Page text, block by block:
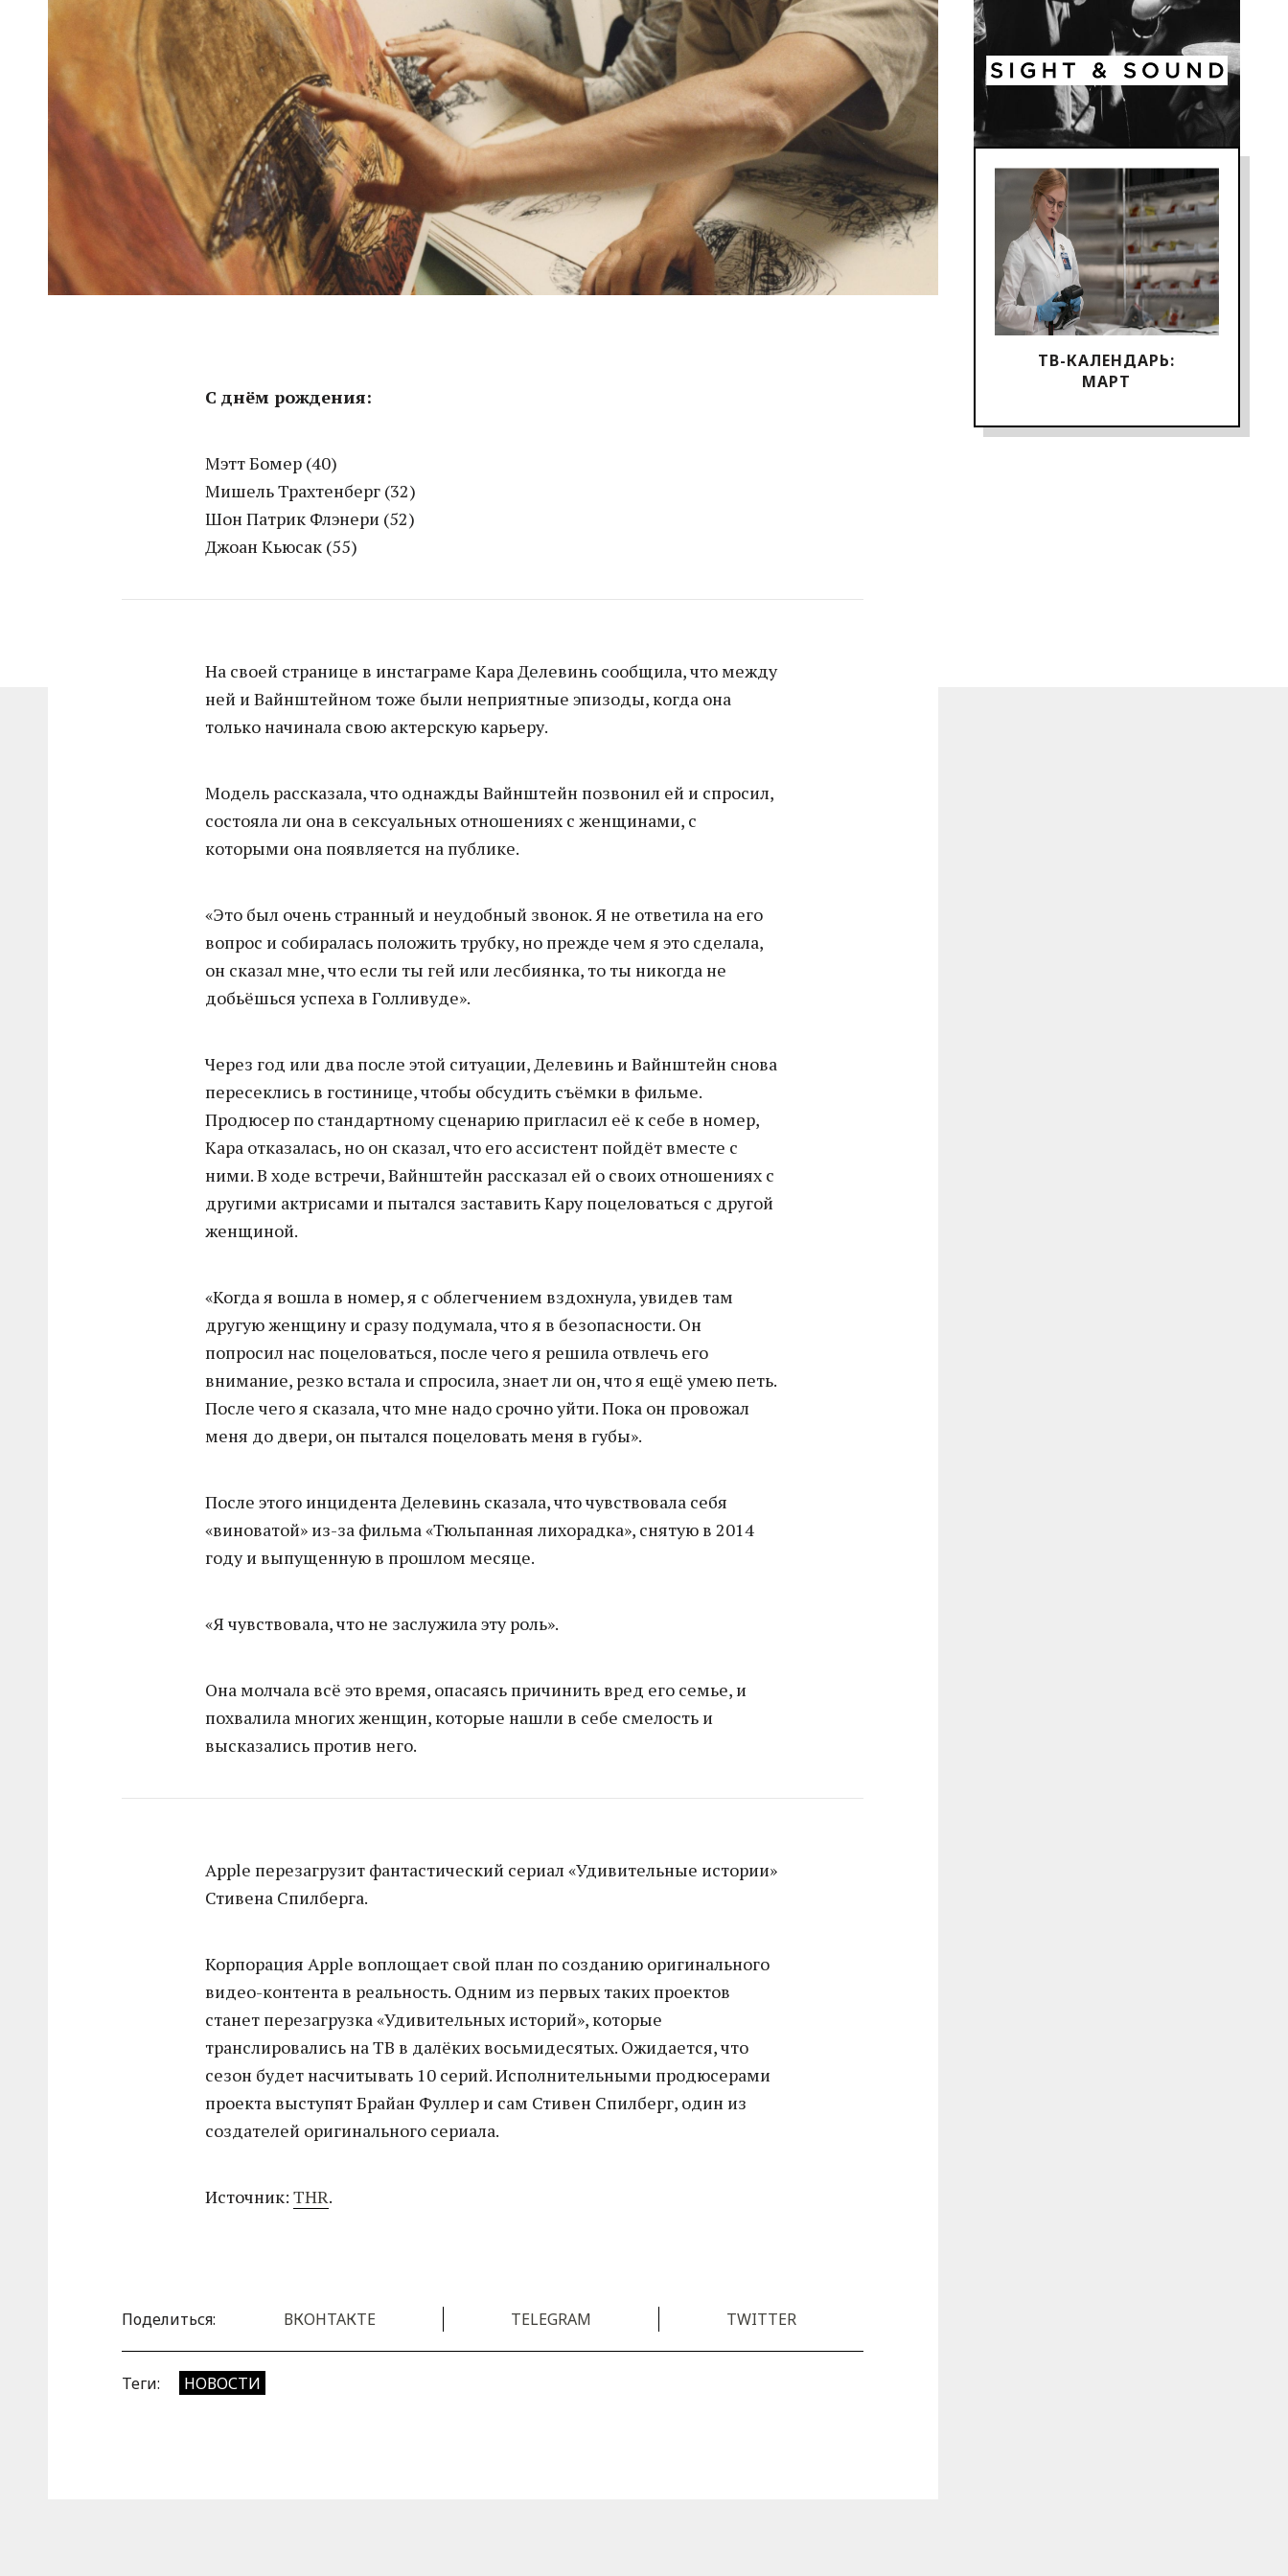
ТВ-КАЛЕНДАРЬ:
МАРТ
С днём рождения:
Мэтт Бомер (40)
Мишель Трахтенберг (32)
Шон Патрик Флэнери (52)
Джоан Кьюсак (55)
На своей странице в инстаграме Кара Делевинь сообщила, что между
ней и Вайнштейном тоже были неприятные эпизоды, когда она
только начинала свою актерскую карьеру.
Модель рассказала, что однажды Вайнштейн позвонил ей и спросил,
состояла ли она в сексуальных отношениях с женщинами, с
которыми она появляется на публике.
«Это был очень странный и неудобный звонок. Я не ответила на его
вопрос и собиралась положить трубку, но прежде чем я это сделала,
он сказал мне, что если ты гей или лесбиянка, то ты никогда не
добьёшься успеха в Голливуде».
Через год или два после этой ситуации, Делевинь и Вайнштейн снова
пересеклись в гостинице, чтобы обсудить съёмки в фильме.
Продюсер по стандартному сценарию пригласил её к себе в номер,
Кара отказалась, но он сказал, что его ассистент пойдёт вместе с
ними. В ходе встречи, Вайнштейн рассказал ей о своих отношениях с
другими актрисами и пытался заставить Кару поцеловаться с другой
женщиной.
«Когда я вошла в номер, я с облегчением вздохнула, увидев там
другую женщину и сразу подумала, что я в безопасности. Он
попросил нас поцеловаться, после чего я решила отвлечь его
внимание, резко встала и спросила, знает ли он, что я ещё умею петь.
После чего я сказала, что мне надо срочно уйти. Пока он провожал
меня до двери, он пытался поцеловать меня в губы».
После этого инцидента Делевинь сказала, что чувствовала себя
«виноватой» из-за фильма «Тюльпанная лихорадка», снятую в 2014
году и выпущенную в прошлом месяце.
«Я чувствовала, что не заслужила эту роль».
Она молчала всё это время, опасаясь причинить вред его семье, и
похвалила многих женщин, которые нашли в себе смелость и
высказались против него.
Apple перезагрузит фантастический сериал «Удивительные истории»
Стивена Спилберга.
Корпорация Apple воплощает свой план по созданию оригинального
видео-контента в реальность. Одним из первых таких проектов
станет перезагрузка «Удивительных историй», которые
транслировались на ТВ в далёких восьмидесятых. Ожидается, что
сезон будет насчитывать 10 серий. Исполнительными продюсерами
проекта выступят Брайан Фуллер и сам Стивен Спилберг, один из
создателей оригинального сериала.
Источник:THR.
Поделиться: ВКОНТАКТЕ TELEGRAM TWITTER
Теги: НОВОСТИ